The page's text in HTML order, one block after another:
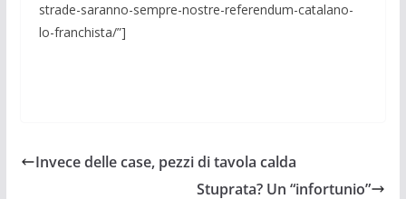
strade-saranno-sempre-nostre-referendum-catalano-
lo-franchista/”]
Invece delle case, pezzi di tavola calda
Stuprata? Un “infortunio”